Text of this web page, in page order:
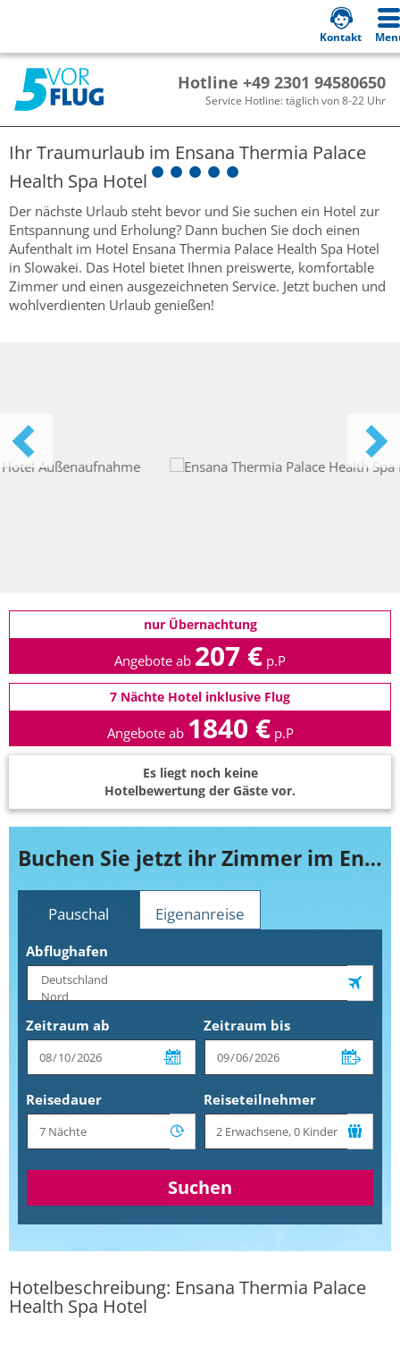
Hotline +49 2301 94580650
Service Hotline: täglich von 8-22 Uhr
Kontakt
Ihr Traumurlaub im Ensana Thermia Palace
Health Spa Hotel
Der nächste Urlaub steht bevor und Sie suchen ein Hotel zur
Entspannung und Erholung? Dann buchen Sie doch einen
Aufenthalt im Hotel Ensana Thermia Palace Health Spa Hotel
in Slowakei. Das Hotel bietet Ihnen preiswerte, komfortable
Zimmer und einen ausgezeichneten Service. Jetzt buchen und
wohlverdienten Urlaub genießen!
nur Übernachtung
Angebote ab 207 € p.P
7 Nächte Hotel inklusive Flug
Angebote ab 1840 € p.P
Es liegt noch keine
Hotelbewertung der Gäste vor.
Buchen Sie jetzt ihr Zimmer im Ensana Thermia Palace Health Spa Hotel
Pauschal Eigenanreise
Abflughafen
Zeitraum ab Zeitraum bis
Reisedauer Reiseteilnehmer
Suchen
Hotelbeschreibung: Ensana Thermia Palace
Health Spa Hotel